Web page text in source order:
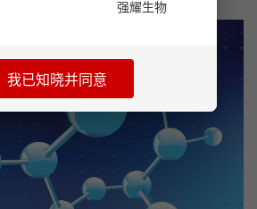
强耀生物
我已知晓并同意